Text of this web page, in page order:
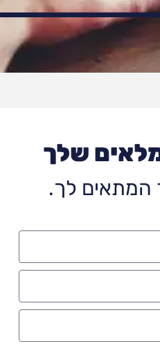
שלך
המתאים לך.